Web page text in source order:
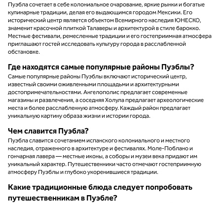
Пуэбла сочетает в себе колониальное очарование, яркие рынки и богатые
кулинарные традиции, делая его выдающимся городом Мексики. Его
исторический центр является объектом Всемирного наследия ЮНЕСКО,
знаменит красочной плиткой Талаверы и архитектурой в стиле барокко.
Местные фестивали, ремесленные традиции и его гостеприимная атмосфера
приглашают гостей исследовать культуру города в расслабленной
обстановке.
Где находятся самые популярные районы Пуэблы?
Самые популярные районы Пуэблы включают исторический центр,
известный своими оживленными площадьми и архитектурными
достопримечательностями. Ангелополис предлагает современные
магазины и развлечения, а соседняя Холула предлагает археологические
места и более расслабленную атмосферу. Каждый район предлагает
уникальную картину образа жизни и истории города.
Чем славится Пуэбла?
Пуэбла славится сочетанием испанского колониального и местного
наследия, отраженного в архитектуре и фестивалях. Моле-Поблано и
гончарная лавера — местные иконы, а соборы и музеи века придают им
уникальный характер. Путешественники часто отмечают гостеприимную
атмосферу Пуэблы и глубоко укоренившиеся традиции.
Какие традиционные блюда следует попробовать
путешественникам в Пуэбле?